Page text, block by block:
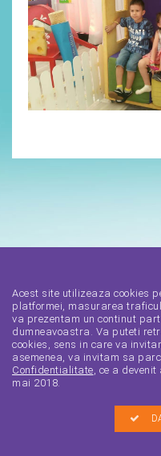
Acest site utilizeaza cookies
platformei, masurarea
va prezentam un continut
dumneavoastra. Va puteti
cookies, sens in care va
asemenea, va invitam sa
Confidentialitate, ce a
mai 2018.